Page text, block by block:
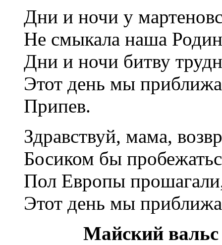
Дни и ночи у
Не смыкала наша
Дни и ночи битву
Этот день мы
Припев.
Здравствуй, мама,
Босиком бы
Пол Европы
Этот день мы
Майский вальс